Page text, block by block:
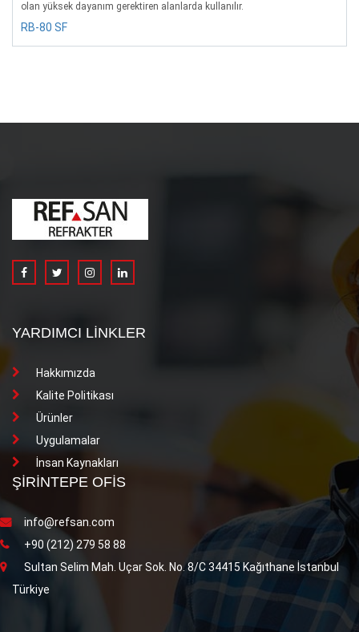
olan yüksek dayanım gerektiren alanlarda kullanılır.
RB-80 SF
YARDIMCI LİNKLER
Hakkımızda
Kalite Politikası
Ürünler
Uygulamalar
İnsan Kaynakları
ŞİRİNTEPE OFİS
info@refsan.com
+90 (212) 279 58 88
Sultan Selim Mah. Uçar Sok. No. 8/C 34415 Kağıthane İstanbul
Türkiye